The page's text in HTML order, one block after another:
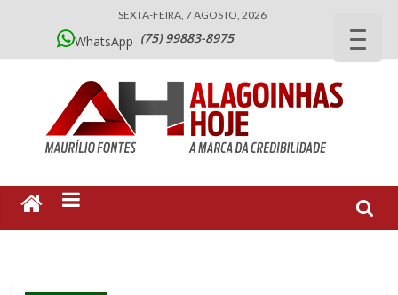
SEXTA-FEIRA, 7 AGOSTO, 2026
WhatsApp (75) 99883-8975